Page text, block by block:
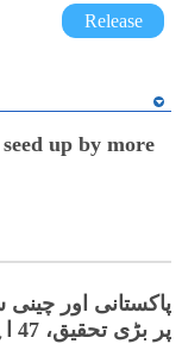
Release
up by more
پاکستانی اور
پر بڑی تحقیق، 47 اہم جینز دریافت کر لیں